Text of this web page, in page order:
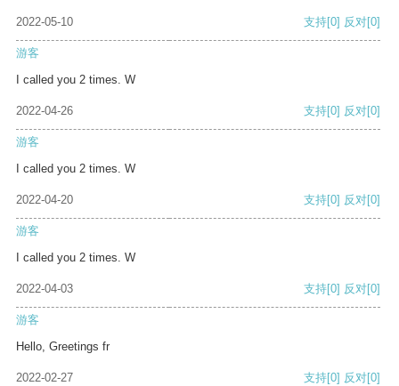
2022-05-10 支持[0] 反对[0]
游客
I called you 2 times. W
2022-04-26 支持[0] 反对[0]
游客
I called you 2 times. W
2022-04-20 支持[0] 反对[0]
游客
I called you 2 times. W
2022-04-03 支持[0] 反对[0]
游客
Hello, Greetings fr
2022-02-27 支持[0] 反对[0]